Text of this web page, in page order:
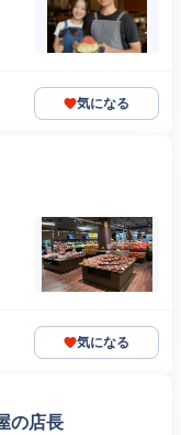
気になる
気になる
の店長